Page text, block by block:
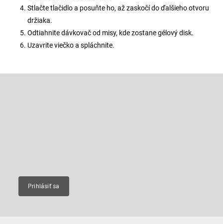
Stlačte tlačidlo a posuňte ho, až zaskočí do ďalšieho otvoru
držiaka.
Odtiahnite dávkovač od misy, kde zostane gélový disk.
Uzavrite viečko a spláchnite.
Prihlásiť sa